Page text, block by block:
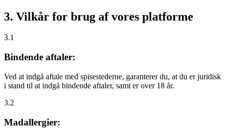
3. Vilkår for brug af vores platforme
3.1
Bindende aftaler:
Ved at indgå aftale med spisestederne, garanterer du, at du er juridisk
i stand til at indgå bindende aftaler, samt er over 18 år.
3.2
Madallergier: